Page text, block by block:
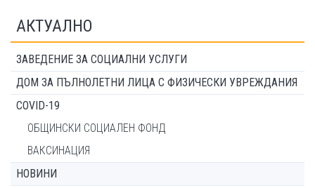
АКТУАЛНО
ЗАВЕДЕНИЕ ЗА СОЦИАЛНИ УСЛУГИ
ДОМ ЗА ПЪЛНОЛЕТНИ ЛИЦА С ФИЗИЧЕСКИ УВРЕЖДАНИЯ
COVID-19
ОБЩИНСКИ СОЦИАЛЕН ФОНД
ВАКСИНАЦИЯ
НОВИНИ